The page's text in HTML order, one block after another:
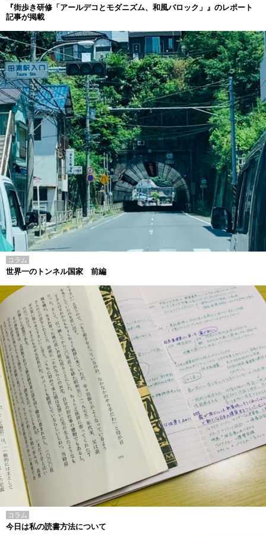
『街歩き研修「アールデコとモダニズム、和風バロック」』のレポート
記事が掲載
コラム
世界一のトンネル国家 前編
コラム
今日は私の読書方法について